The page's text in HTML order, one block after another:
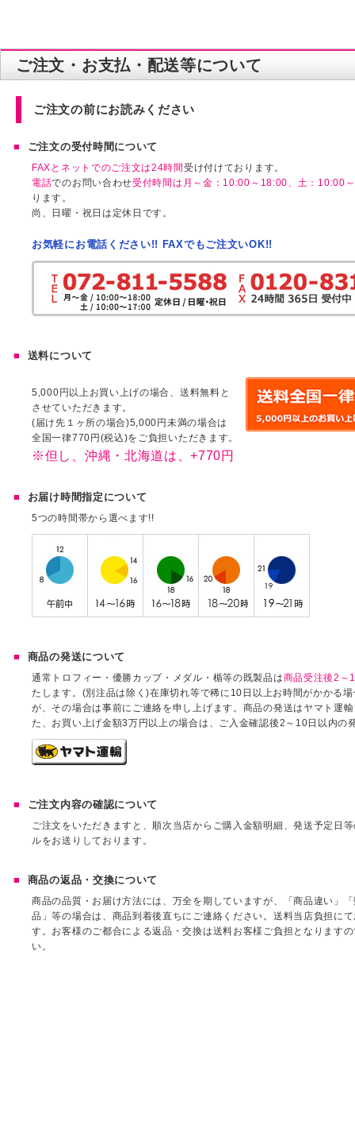
ご注文・お支払・配送等について
ご注文の前にお読みください
ご注文の受付時間について
FAXとネットでのご注文は24時間受け付けております。
電話でのお問い合わせ受付時間は月～金：10:00～18:00、土：10:00
ります。
尚、日曜・祝日は定休日です。
お気軽にお電話ください!! FAXでもご注文いOK!!
送料について
5,000円以上お買い上げの場合、送料無料と
させていただきます。
(届け先１ヶ所の場合)5,000円未満の場合は
全国一律770円(税込)をご負担いただきます。
※但し、沖縄・北海道は、+770円
お届け時間指定について
5つの時間帯から選べます!!
商品の発送について
通常トロフィー・優勝カップ・メダル・楯等の既製品は商品受注後2～
たします。(別注品は除く)在庫切れ等で稀に10日以上お時間がかかる
が、その場合は事前にご連絡を申し上げます。商品の発送はヤマト運
た、お買い上げ金額3万円以上の場合は、ご入金確認後2～10日以内の
ご注文内容の確認について
ご注文をいただきますと、順次当店からご購入金額明細、発送予定日
ルをお送りしております。
商品の返品・交換について
商品の品質・お届け方法には、万全を期していますが、「商品違い」
品」等の場合は、商品到着後直ちにご連絡ください。送料当店負担に
す。お客様のご都合による返品・交換は送料お客様ご負担となります
い。